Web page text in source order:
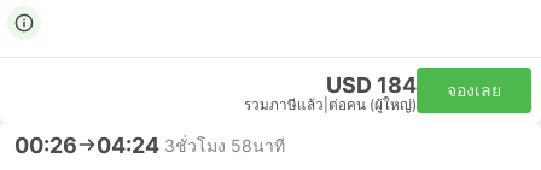
USD 184
รวมภาษีแล้ว ต่อคน (ผู้ใหญ่)
จองเลย
00:26 04:24 3ชั่วโมง 58นาที